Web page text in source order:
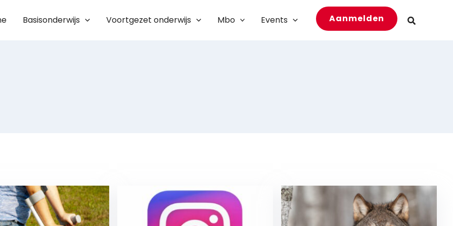
Basisonderwijs Voortgezet onderwijs Mbo Events Aanmelden Zoeken